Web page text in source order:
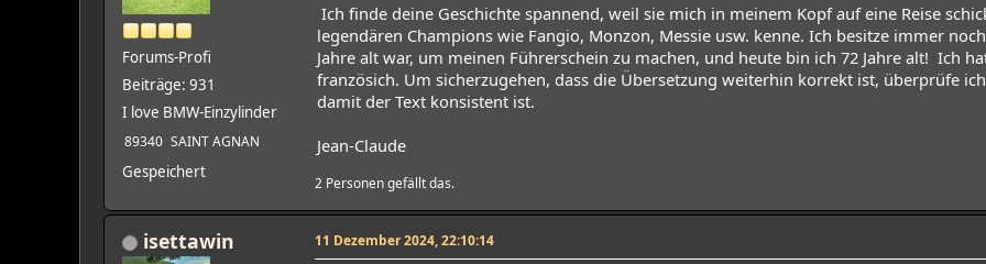
Forums-Profi
Beiträge: 931
I love BMW-Einzylinder
89340 SAINT AGNAN
Gespeichert
Ich finde deine Geschichte spannend, weil sie mich in meinem Kopf auf eine Reise
legendären Champions wie Fangio, Monzon, Messie usw. kenne. Ich besitze immer
Jahre alt war, um meinen Führerschein zu machen, und heute bin ich 72 Jahre alt! Ich
französich. Um sicherzugehen, dass die Übersetzung weiterhin korrekt ist, überprüfe
damit der Text konsistent ist.
Jean-Claude
2 Personen gefällt das.
isettawin 11 Dezember 2024, 22:10:14